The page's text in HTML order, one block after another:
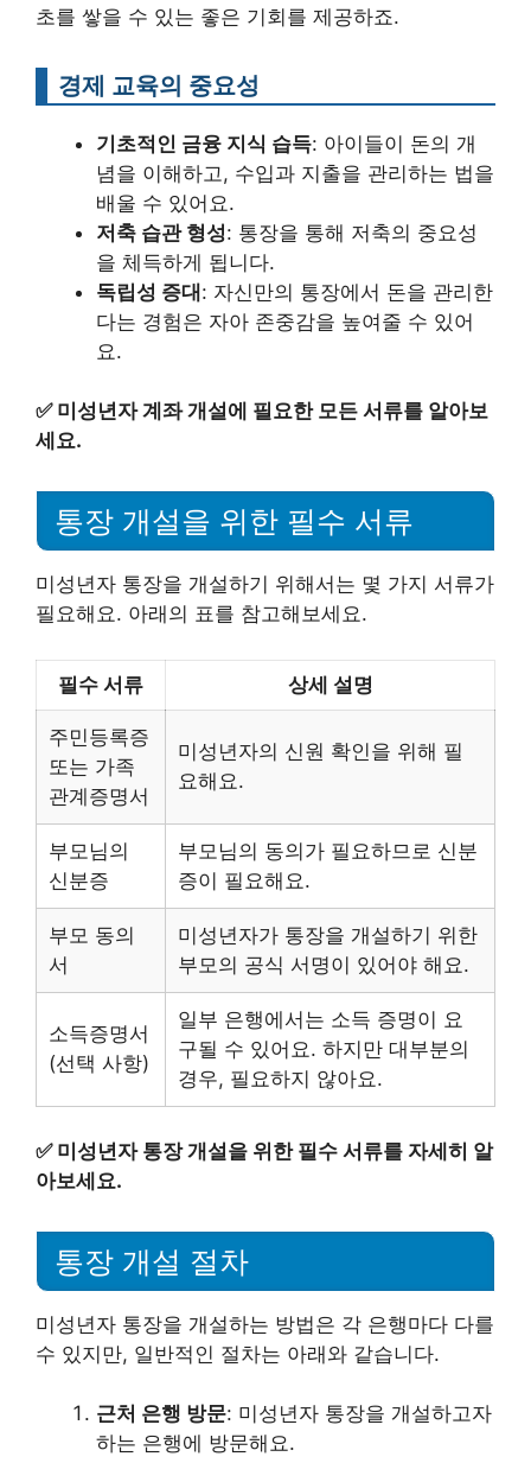
초를 쌓을 수 있는 좋은 기회를 제공하죠.
경제 교육의 중요성
기초적인 금융 지식 습득: 아이들이 돈의 개
념을 이해하고, 수입과 지출을 관리하는 법을
배울 수 있어요.
저축 습관 형성: 통장을 통해 저축의 중요성
을 체득하게 됩니다.
독립성 증대: 자신만의 통장에서 돈을 관리한
다는 경험은 자아 존중감을 높여줄 수 있어
요.
✅ 미성년자 계좌 개설에 필요한 모든 서류를 알아보
세요.
통장 개설을 위한 필수 서류
미성년자 통장을 개설하기 위해서는 몇 가지 서류가
필요해요. 아래의 표를 참고해보세요.
필수 서류 상세 설명
주민등록증
또는 가족
관계증명서
미성년자의 신원 확인을 위해 필
요해요.
부모님의
신분증
부모님의 동의가 필요하므로 신분
증이 필요해요.
부모 동의
서
미성년자가 통장을 개설하기 위한
부모의 공식 서명이 있어야 해요.
소득증명서
(선택 사항)
일부 은행에서는 소득 증명이 요
구될 수 있어요. 하지만 대부분의
경우, 필요하지 않아요.
✅ 미성년자 통장 개설을 위한 필수 서류를 자세히 알
아보세요.
통장 개설 절차
미성년자 통장을 개설하는 방법은 각 은행마다 다를
수 있지만, 일반적인 절차는 아래와 같습니다.
근처 은행 방문: 미성년자 통장을 개설하고자
하는 은행에 방문해요.